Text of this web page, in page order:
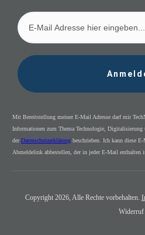
Mit Bereitstellung meiner E-Mail Adresse darf mir
Informationen zum Thema Technologie,
derDatenschutzerklärung beschrieben. Ich kann diese
Abmeldelink abbestellen, der in jeder E-Mail enthalten
Copyright 2026, Alle Rechte vorbehalten.
Widerruf